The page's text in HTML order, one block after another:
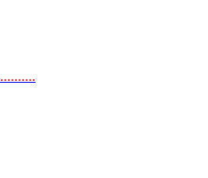
..........